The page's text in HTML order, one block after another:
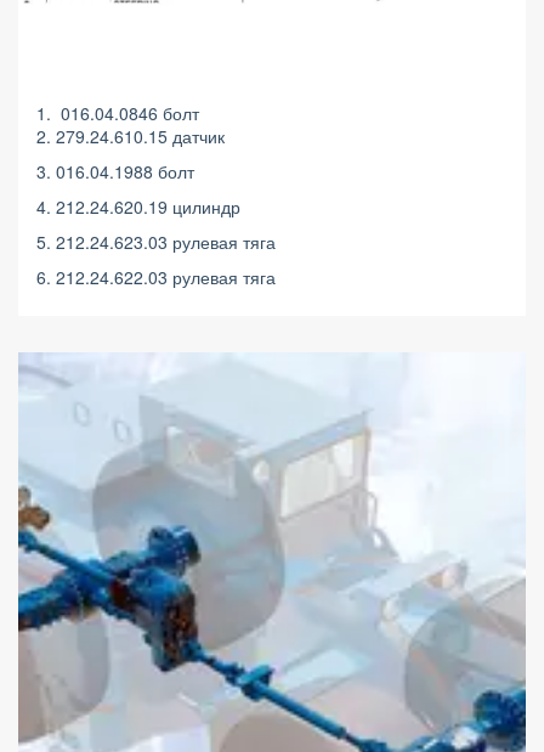
1. 016.04.0846 болт
2. 279.24.610.15 датчик
3. 016.04.1988 болт
4. 212.24.620.19 цилиндр
5. 212.24.623.03 рулевая тяга
6. 212.24.622.03 рулевая тяга